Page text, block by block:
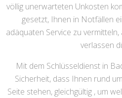
völlig unerwarteten Unkosten
gesetzt, Ihnen in Notfällen
adäquaten Service zu
verlassen
Mit dem Schlüsseldienst in
Sicherheit, dass Ihnen rund
Seite stehen, gleichgültig , um